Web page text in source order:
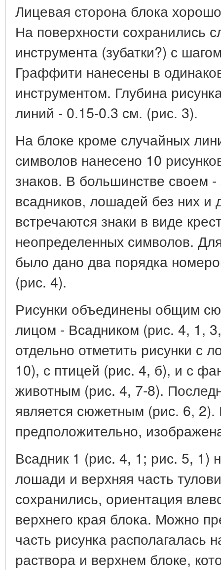
Лицевая сторона блока
На поверхности сохранились
инструмента (зубатки?) с
Граффити нанесены в
инструментом. Глубина
линий - 0.15-0.3 см. (рис. 3).
На блоке кроме случайных
символов нанесено 10
знаков. В большинстве своем
всадников, лошадей без них и
встречаются знаки в виде
неопределенных символов.
было дано два порядка
(рис. 4).
Рисунки объединены общим
лицом - Всадником (рис. 4, 1,
отдельно отметить рисунки с
10), с птицей (рис. 4, б), и с
животным (рис. 4, 7-8).
является сюжетным (рис. 6,
предположительно,
Всадник 1 (рис. 4, 1; рис. 5, 1)
лошади и верхняя часть
сохранились, ориентация
верхнего края блока. Можно
часть рисунка располагалась
раствора и верхнем блоке,